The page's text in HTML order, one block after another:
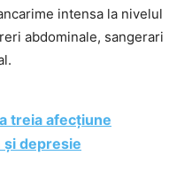
intensa la nivelul
abdominale, sangerari
treia afecțiune
și depresie